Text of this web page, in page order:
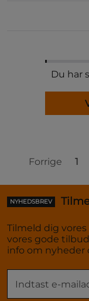
Du har
Forrige 1
NYHEDSBREV
Tilmeld dig
vores gode
info om nyheder